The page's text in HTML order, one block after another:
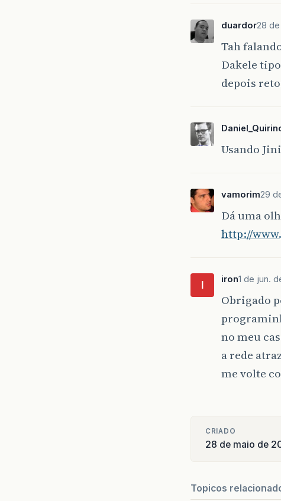
duardor28
Tah
Dakele
depois
Usando
vamorim29
Dá uma
http://
I iron1 de jun.
Obrigado
no meu
a rede
me volte
CRIADO
28 de maio de
Topicos